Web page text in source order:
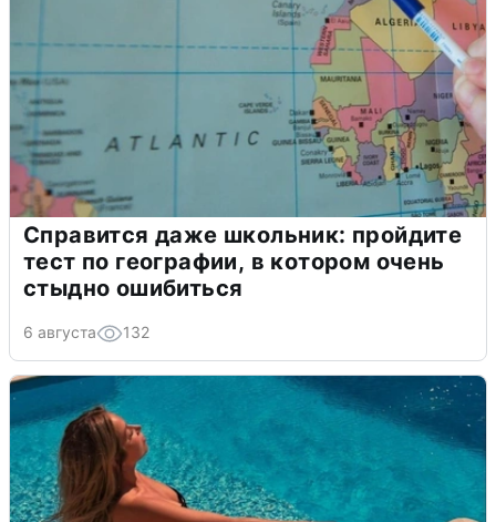
Справится даже школьник: пройдите
тест по географии, в котором очень
стыдно ошибиться
6 августа 132